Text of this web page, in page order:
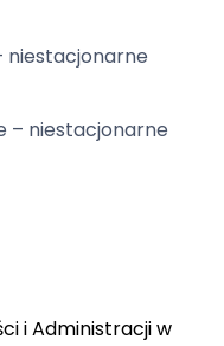
niestacjonarne
– niestacjonarne
i Administracji w